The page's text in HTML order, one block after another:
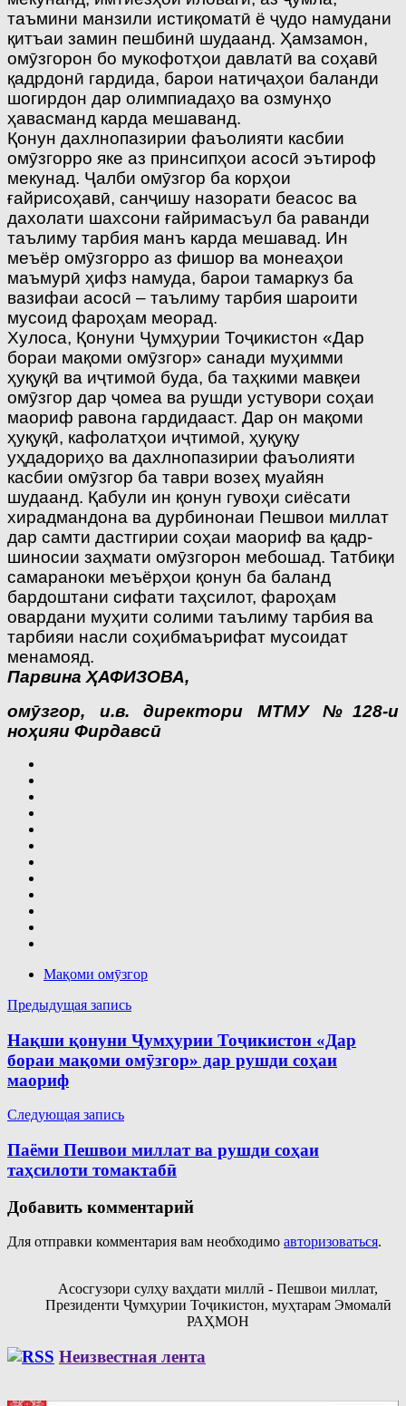
таъмини манзили истиқоматӣ ё ҷудо намудани
қитъаи замин пешбинӣ шудаанд. Ҳамзамон,
омӯзгорон бо мукофотҳои давлатӣ ва соҳавӣ
қадрдонӣ гардида, барои натиҷаҳои баланди
шогирдон дар олимпиадаҳо ва озмунҳо
ҳавасманд карда мешаванд.
Қонун дахлнопазирии фаъолияти касбии
омӯзгорро яке аз принсипҳои асосӣ эътироф
мекунад. Ҷалби омӯзгор ба корҳои
ғайрисоҳавӣ, санҷишу назорати беасос ва
дахолати шахсони ғайримасъул ба раванди
таълиму тарбия манъ карда мешавад. Ин
меъёр омӯзгорро аз фишор ва монеаҳои
маъмурӣ ҳифз намуда, барои тамаркуз ба
вазифаи асосӣ – таълиму тарбия шароити
мусоид фароҳам меорад.
Хулоса, Қонуни Ҷумҳурии Тоҷикис­тон «Дар
бораи мақоми омӯзгор» санади муҳимми
ҳуқуқӣ ва иҷтимоӣ буда, ба таҳкими мавқеи
омӯзгор дар ҷомеа ва рушди устувори соҳаи
маориф равона гардидааст. Дар он мақоми
ҳуқуқӣ, кафолатҳои иҷтимоӣ, ҳуқуқу
уҳдадориҳо ва дахлнопазирии фаъолияти
касбии омӯзгор ба таври возеҳ муайян
шудаанд. Қабули ин қонун гувоҳи сиёсати
хирадмандона ва дурбинонаи Пешвои миллат
дар самти дастгирии соҳаи маориф ва қадр­
шиносии заҳмати омӯзгорон мебошад. Татбиқи
самараноки меъёрҳои қонун ба баланд
бардоштани сифати таҳсилот, фароҳам
овардани муҳити солими таълиму тарбия ва
тарбияи насли соҳибмаърифат мусоидат
менамояд.
Парвина ҲАФИЗОВА,
омӯзгор, и.в. директори МТМУ №128-и
ноҳияи Фирдавсӣ
Мақоми омӯзгор
Навигация
по
записям
Предыдущая запись
Нақши қонуни Ҷумҳурии Тоҷикистон «Дар
бораи мақоми омӯзгор» дар рушди соҳаи
маориф
Следующая запись
Паёми Пешвои миллат ва рушди соҳаи
таҳсилоти томактабӣ
Добавить комментарий
Для отправки комментария вам необходимо авторизоваться.
Асосгузори сулҳу ваҳдати миллӣ - Пешвои миллат,
Президенти Ҷумҳурии Тоҷикистон, муҳтарам Эмомалӣ
РАҲМОН
Неизвестная лента